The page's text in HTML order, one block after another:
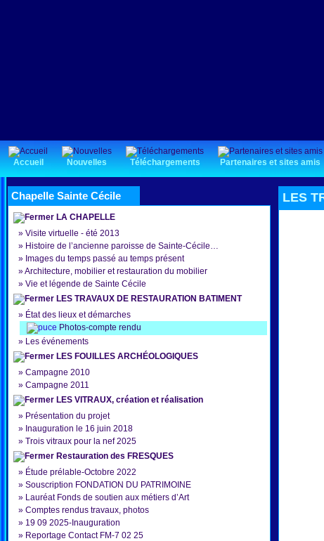
Accueil Nouvelles Téléchargements Partenaires et sites amis
Chapelle Sainte Cécile
LA CHAPELLE
» Visite virtuelle - été 2013
» Histoire de l’ancienne paroisse de Sainte-Cécile…
» Images du temps passé au temps présent
»Architecture, mobilier et restauration du mobilier
» Vie et légende de Sainte Cécile
LES TRAVAUX DE RESTAURATION BATIMENT
» État des lieux et démarches
Photos-compte rendu
» Les événements
LES FOUILLES ARCHÉOLOGIQUES
» Campagne 2010
» Campagne 2011
LES VITRAUX, création et réalisation
» Présentation du projet
» Inauguration le 16 juin 2018
» Trois vitraux pour la nef 2025
Restauration des FRESQUES
» Étude prélable-Octobre 2022
» Souscription FONDATION DU PATRIMOINE
» Lauréat Fonds de soutien aux métiers d’Art
» Comptes rendus travaux, photos
» 19 09 2025-Inauguration
» Reportage Contact FM-7 02 25
LES